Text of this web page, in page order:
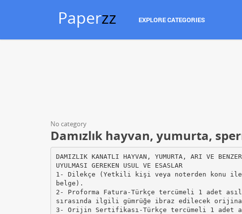
Paperzz EXPLORE CATEGORIES
No category
Damızlık hayvan, yumurta,
DAMIZLIK KANATLI HAYVAN, YUMURTA, ARI VE
UYULMASI GEREKEN USUL VE ESASLAR
1- Dilekçe (Yetkili kişi veya noterden konu
belge).
2- Proforma Fatura-Türkçe tercümeli 1 adet
sırasında ilgili gümrüğe ibraz edilecek
3- Orijin Sertifikası-Türkçe tercümeli 1 adet